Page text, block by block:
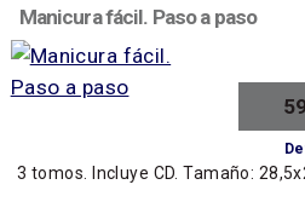
Manicura fácil. Paso a paso
3 tomos. Incluye CD. Tamaño: